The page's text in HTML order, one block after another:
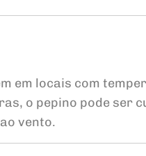
em locais com
o pepino pode ser
vento.